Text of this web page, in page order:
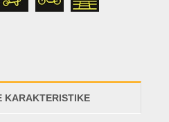
KARAKTERISTIKE